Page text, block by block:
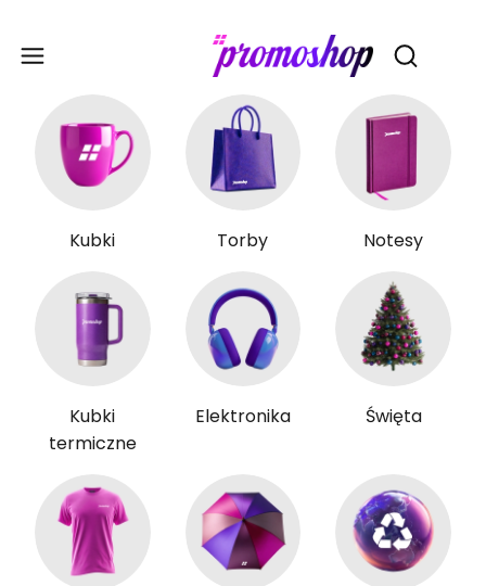
Otwórz
Kubki Torby Notesy
Kubki
termiczne
Elektronika Święta